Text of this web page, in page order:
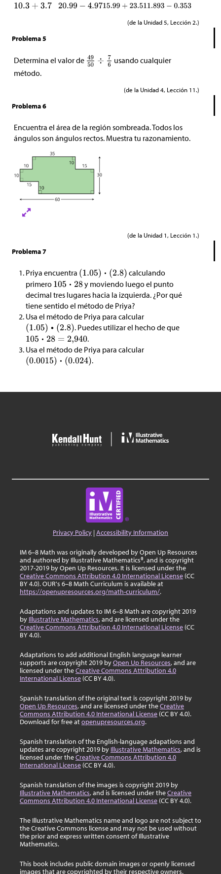
(de la Unidad 5, Lección 2.)
Problema 5
Determina el valor de
usando cualquier
método.
(de la Unidad 4, Lección 11.)
Problema 6
Encuentra el área de la región sombreada. Todos los
ángulos son ángulos rectos. Muestra tu razonamiento.
(de la Unidad 1, Lección 1.)
Problema 7
Priya encuentra
calculando
primero
y moviendo luego el punto
decimal tres lugares hacia la izquierda. ¿Por qué
tiene sentido el método de Priya?
Usa el método de Priya para calcular
. Puedes utilizar el hecho de que
.
Usa el método de Priya para calcular
.
Privacy Policy |Accessibility Information
IM 6–8 Math was originally developed by Open Up Resources
and authored by Illustrative Mathematics®, and is copyright
2017-2019 by Open Up Resources. It is licensed under the
Creative Commons Attribution 4.0 International License (CC
BY 4.0). OUR's 6–8 Math Curriculum is available at
https://openupresources.org/math-curriculum/.
Adaptations and updates to IM 6–8 Math are copyright 2019
by Illustrative Mathematics, and are licensed under the
Creative Commons Attribution 4.0 International License (CC
BY 4.0).
Adaptations to add additional English language learner
supports are copyright 2019 byOpen Up Resources, and are
licensed under theCreative Commons Attribution 4.0
International License (CC BY 4.0).
Spanish translation of the original text is copyright 2019 by
Open Up Resources, and are licensed under theCreative
Commons Attribution 4.0 International License (CC BY 4.0).
Download for free atopenupresources.org.
Spanish translation of the English-language adapations and
updates are copyright 2019 by Illustrative Mathematics, and is
licensed under theCreative Commons Attribution 4.0
International License (CC BY 4.0).
Spanish translation of the images is copyright 2019 by
Illustrative Mathematics, and is licensed under theCreative
Commons Attribution 4.0 International License (CC BY 4.0).
The Illustrative Mathematics name and logo are not subject to
the Creative Commons license and may not be used without
the prior and express written consent of Illustrative
Mathematics.
This book includes public domain images or openly licensed
images that are copyrighted by their respective owners.